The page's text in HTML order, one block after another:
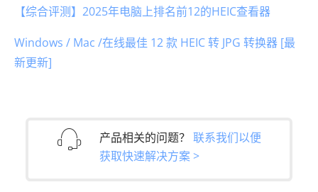
【综合评测】2025年电脑上排名前12的HEIC查看器
Windows / Mac /在线最佳 12 款 HEIC 转 JPG 转换器 [最
新更新]
产品相关的问题？ 联系我们以便
获取快速解决方案 >